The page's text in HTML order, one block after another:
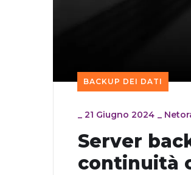
BACKUP DEI DATI
_ 21 Giugno 2024 _
Server
continuità